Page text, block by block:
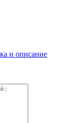
и описание